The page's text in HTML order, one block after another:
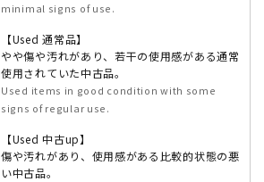
minimal signs of use.
【Used 通常品】
やや傷や汚れがあり、若干の使用感がある通常
使用されていた中古品。
Used items in good condition with some
signs of regular use.
【Used 中古up】
傷や汚れがあり、使用感がある比較的状態の悪
い中古品。